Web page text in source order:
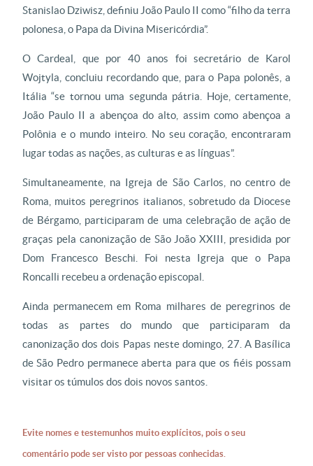
Stanislao Dziwisz, definiu João Paulo II como “filho da terra
polonesa, o Papa da Divina Misericórdia”.
O Cardeal, que por 40 anos foi secretário de Karol
Wojtyla, concluiu recordando que, para o Papa polonês, a
Itália “se tornou uma segunda pátria. Hoje, certamente,
João Paulo II a abençoa do alto, assim como abençoa a
Polônia e o mundo inteiro. No seu coração, encontraram
lugar todas as nações, as culturas e as línguas”.
Simultaneamente, na Igreja de São Carlos, no centro de
Roma, muitos peregrinos italianos, sobretudo da Diocese
de Bérgamo, participaram de uma celebração de ação de
graças pela canonização de São João XXIII, presidida por
Dom Francesco Beschi. Foi nesta Igreja que o Papa
Roncalli recebeu a ordenação episcopal.
Ainda permanecem em Roma milhares de peregrinos de
todas as partes do mundo que participaram da
canonização dos dois Papas neste domingo, 27. A Basílica
de São Pedro permanece aberta para que os fiéis possam
visitar os túmulos dos dois novos santos.
Evite nomes e testemunhos muito explícitos, pois o seu
comentário pode ser visto por pessoas conhecidas.